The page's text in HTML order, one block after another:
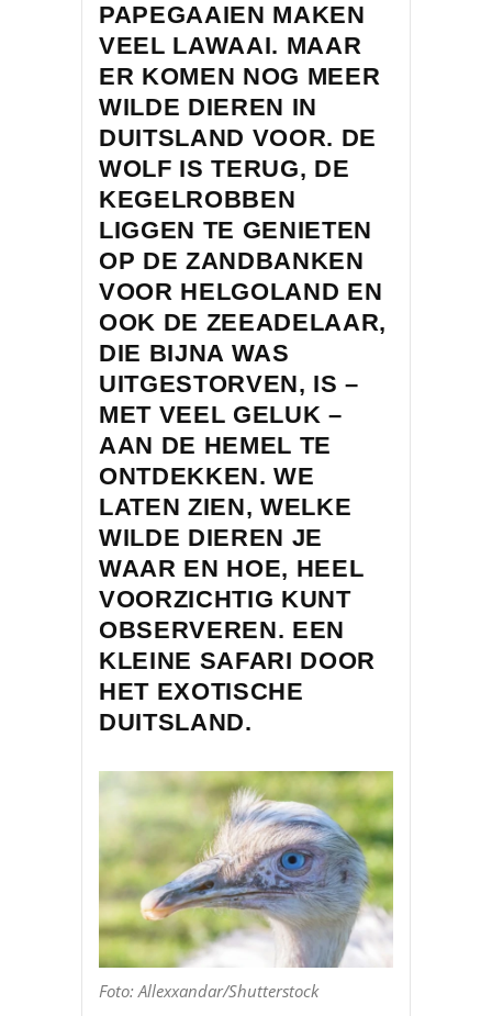
PAPEGAAIEN MAKEN
VEEL LAWAAI. MAAR
ER KOMEN NOG MEER
WILDE DIEREN IN
DUITSLAND VOOR. DE
WOLF IS TERUG, DE
KEGELROBBEN
LIGGEN TE GENIETEN
OP DE ZANDBANKEN
VOOR HELGOLAND EN
OOK DE ZEEADELAAR,
DIE BIJNA WAS
UITGESTORVEN, IS –
MET VEEL GELUK –
AAN DE HEMEL TE
ONTDEKKEN. WE
LATEN ZIEN, WELKE
WILDE DIEREN JE
WAAR EN HOE, HEEL
VOORZICHTIG KUNT
OBSERVEREN. EEN
KLEINE SAFARI DOOR
HET EXOTISCHE
DUITSLAND.
Foto: Allexxandar/Shutterstock